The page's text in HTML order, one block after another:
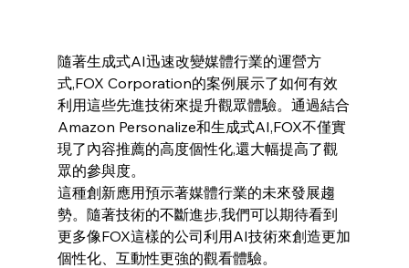
隨著生成式AI迅速改變媒體行業的運營方
式,FOX Corporation的案例展示了如何有效
利用這些先進技術來提升觀眾體驗。通過結合
Amazon Personalize和生成式AI,FOX不僅實
現了內容推薦的高度個性化,還大幅提高了觀
眾的參與度。
這種創新應用預示著媒體行業的未來發展趨
勢。隨著技術的不斷進步,我們可以期待看到
更多像FOX這樣的公司利用AI技術來創造更加
個性化、互動性更強的觀看體驗。